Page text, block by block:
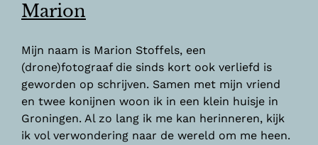
Marion
Mijn naam is Marion Stoffels, een
(drone)fotograaf die sinds kort ook verliefd is
geworden op schrijven. Samen met mijn vriend
en twee konijnen woon ik in een klein huisje in
Groningen. Al zo lang ik me kan herinneren, kijk
ik vol verwondering naar de wereld om me heen.